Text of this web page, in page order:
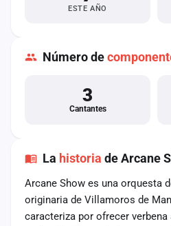
ESTE AÑO
Número de
3
Cantantes
La historia de Arcane
Arcane Show es una orquesta
originaria de Villamoros de
caracteriza por ofrecer verbena